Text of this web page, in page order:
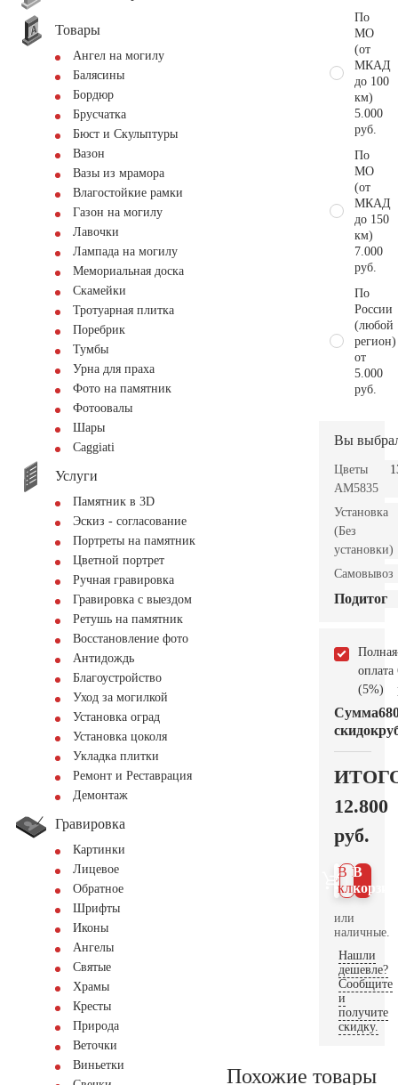
Товары
Ангел на могилу
Балясины
Бордюр
Брусчатка
Бюст и Скульптуры
Вазон
Вазы из мрамора
Влагостойкие рамки
Газон на могилу
Лавочки
Лампада на могилу
Мемориальная доска
Скамейки
Тротуарная плитка
Поребрик
Тумбы
Урна для праха
Фото на памятник
Фотоовалы
Шары
Сaggiati
Услуги
Памятник в 3D
Эскиз - согласование
Портреты на памятник
Цветной портрет
Ручная гравировка
Гравировка с выездом
Ретушь на памятник
Восстановление фото
Антидождь
Благоустройство
Уход за могилкой
Установка оград
Установка цоколя
Укладка плитки
Ремонт и Реставрация
Демонтаж
Гравировка
Картинки
Лицевое
Обратное
Шрифты
Иконы
Ангелы
Святые
Храмы
Кресты
Природа
Веточки
Виньетки
По
МО
(от
МКАД
до 100
км)
5.000
руб.
По
МО
(от
МКАД
до 150
км)
7.000
руб.
По
России
(любой
регион)
от
5.000
руб.
Вы
Цветы
AM5835
Установка
(Без
установки)
Самовывоз
Подитог
Полная
оплата
(5%)
Сумма
скидок
12.800
руб.
В
В 1
клик
или
наличные.
Нашли
дешевле?
Сообщите
и
получите
скидку.
Похожие товары